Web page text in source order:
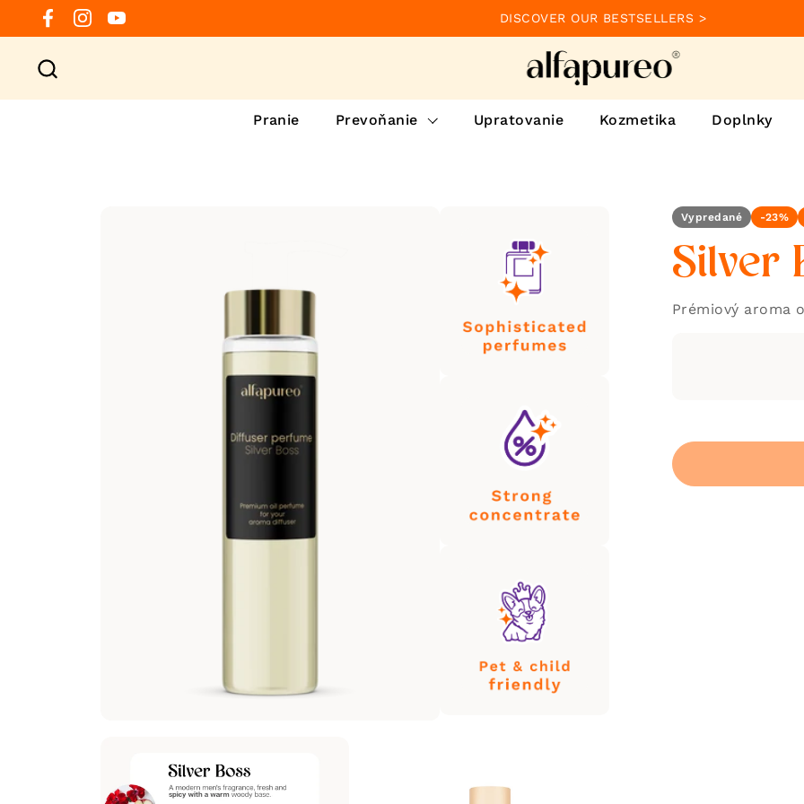
Preskočiť na obsah
Facebook
Instagram
YouTube
DISCOVER OUR BESTSELLERS >
Pranie Prevoňanie Upratovanie Kozmetika Doplnky
Vypredané
-23%
Silver
Prémiový aroma